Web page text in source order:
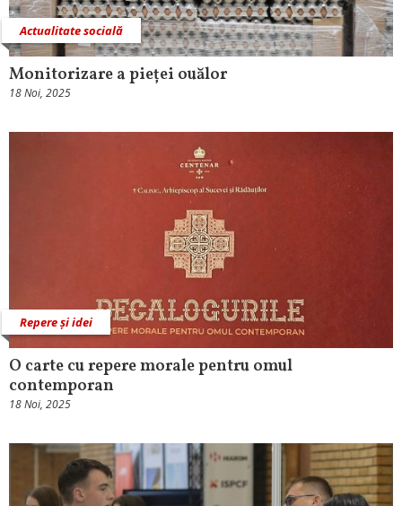
Actualitate socială
Monitorizare a pieței ouălor
18 Noi, 2025
Repere și idei
O carte cu repere morale pentru omul
contemporan
18 Noi, 2025